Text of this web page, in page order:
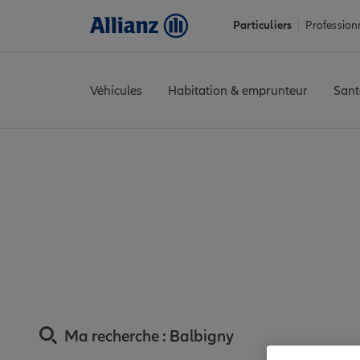
Particuliers
Véhicules Habitation & emprunteur
Ma recherche : Balbigny